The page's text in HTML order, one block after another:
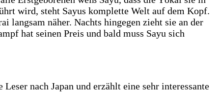
wird, steht Sayus komplette Welt auf dem Kopf.
langsam näher. Nachts hingegen zieht sie an der
hat seinen Preis und bald muss Sayu sich
nach Japan und erzählt eine sehr interessante